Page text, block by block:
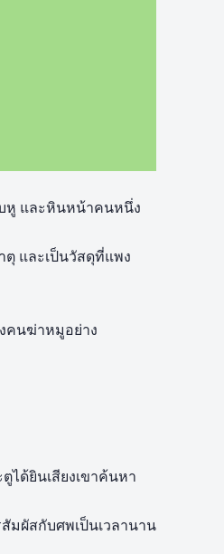
หู และหินหน้าคนหนึ่ง
และเป็นวัสดุที่แพง
คนฆ่าหมูอย่าง
ด้ยินเสียงเขาค้นหา
มผัสกับศพเป็นเวลานาน